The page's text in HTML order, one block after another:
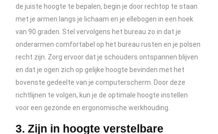
de juiste hoogte te bepalen, begin je door rechtop te staan
met je armen langs je lichaam en je ellebogen in een hoek
van 90 graden. Stel vervolgens het bureau zo in dat je
onderarmen comfortabel op het bureau rusten en je polsen
recht zijn. Zorg ervoor dat je schouders ontspannen blijven
en dat je ogen zich op gelijke hoogte bevinden met het
bovenste gedeelte van je computerscherm. Door deze
richtlijnen te volgen, kun je de optimale hoogte instellen
voor een gezonde en ergonomische werkhouding.
3. Zijn in hoogte verstelbare